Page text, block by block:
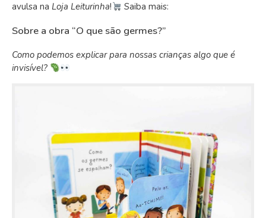
avulsa na Loja Leiturinha! Saiba mais:
Sobre a obra “O que são germes?”
Como podemos explicar para nossas crianças algo que é
invisível?